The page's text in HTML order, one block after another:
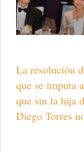
La resolución
que se imputa
que sin la hija
Diego Torres